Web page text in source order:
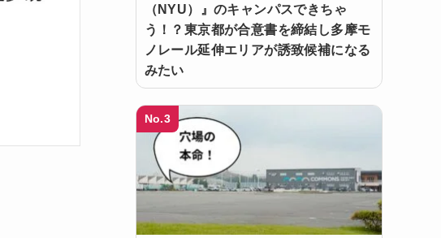
（NYU）』のキャンパスできちゃ
う！？東京都が合意書を締結し多摩モ
ノレール延伸エリアが誘致候補になる
みたい
No.3